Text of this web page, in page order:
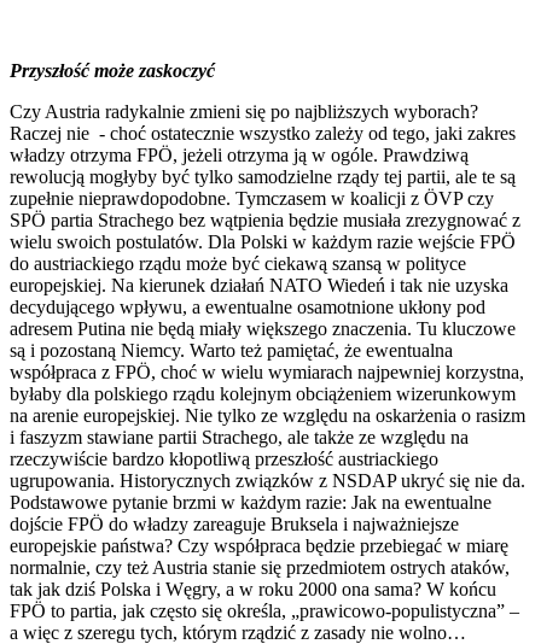
Przyszłość może zaskoczyć
Czy Austria radykalnie zmieni się po najbliższych wyborach?
Raczej nie - choć ostatecznie wszystko zależy od tego, jaki zakres
władzy otrzyma FPÖ, jeżeli otrzyma ją w ogóle. Prawdziwą
rewolucją mogłyby być tylko samodzielne rządy tej partii, ale te są
zupełnie nieprawdopodobne. Tymczasem w koalicji z ÖVP czy
SPÖ partia Strachego bez wątpienia będzie musiała zrezygnować z
wielu swoich postulatów. Dla Polski w każdym razie wejście FPÖ
do austriackiego rządu może być ciekawą szansą w polityce
europejskiej. Na kierunek działań NATO Wiedeń i tak nie uzyska
decydującego wpływu, a ewentualne osamotnione ukłony pod
adresem Putina nie będą miały większego znaczenia. Tu kluczowe
są i pozostaną Niemcy. Warto też pamiętać, że ewentualna
współpraca z FPÖ, choć w wielu wymiarach najpewniej korzystna,
byłaby dla polskiego rządu kolejnym obciążeniem wizerunkowym
na arenie europejskiej. Nie tylko ze względu na oskarżenia o rasizm
i faszyzm stawiane partii Strachego, ale także ze względu na
rzeczywiście bardzo kłopotliwą przeszłość austriackiego
ugrupowania. Historycznych związków z NSDAP ukryć się nie da.
Podstawowe pytanie brzmi w każdym razie: Jak na ewentualne
dojście FPÖ do władzy zareaguje Bruksela i najważniejsze
europejskie państwa? Czy współpraca będzie przebiegać w miarę
normalnie, czy też Austria stanie się przedmiotem ostrych ataków,
tak jak dziś Polska i Węgry, a w roku 2000 ona sama? W końcu
FPÖ to partia, jak często się określa, „prawicowo-populistyczna” –
a więc z szeregu tych, którym rządzić z zasady nie wolno…